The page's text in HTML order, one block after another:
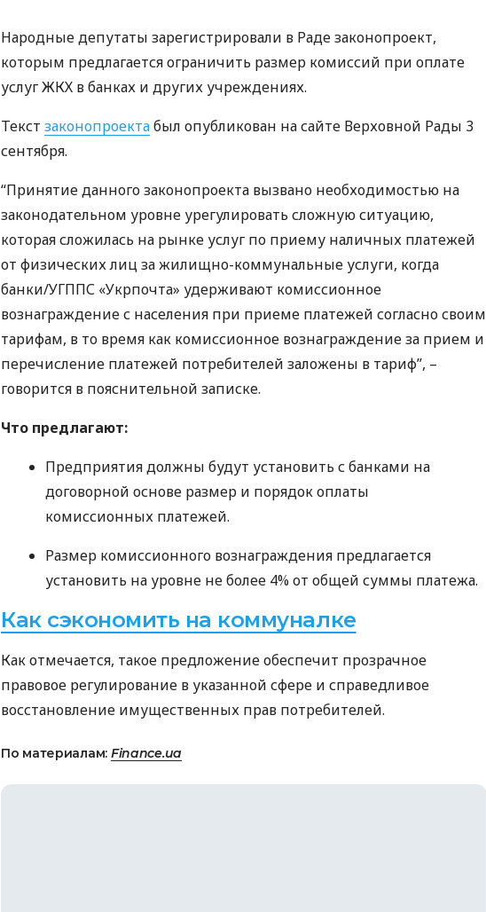
КЕШБЭКА
Народные депутаты зарегистрировали в Раде законопроект,
которым предлагается ограничить размер комиссий при оплате
услугЖКХ в банках и других учреждениях.
Текст законопроектабыл опубликован на сайте Верховной Рады 3
сентября.
“Принятие данного законопроекта вызвано необходимостью на
законодательном уровне урегулировать сложную ситуацию,
которая сложилась на рынке услуг по приему наличных платежей
от физических лиц за жилищно-коммунальные услуги, когда
банки/УГППС «Укрпочта» удерживают комиссионное
вознаграждение с населения при приеме платежей согласно своим
тарифам, в то время как комиссионное вознаграждение за прием и
перечисление платежей потребителей заложены в тариф”, –
говорится в пояснительной записке.
Что предлагают:
Предприятия должны будут установить с банками на
договорной основе размер и порядок оплаты
комиссионных платежей.
Размер комиссионного вознаграждения предлагается
установить на уровне не более 4% от общей суммы платежа.
Как сэкономить на коммуналке
Как отмечается, такое предложение обеспечит прозрачное
правовое регулирование в указанной сфере и справедливое
восстановление имущественных прав потребителей.
По материалам: Finance.ua